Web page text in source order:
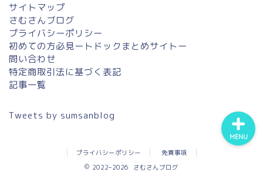
サイトマップ
さむさんブログ
プライバシーポリシー
初めての方必見ートドックまとめサイトー
問い合わせ
特定商取引法に基づく表記
記事一覧
Tweets by sumsanblog
プライバシーポリシー
免責事項
2022–2026 さむさんブログ
MENU